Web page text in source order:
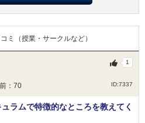
補充採用）・・・当年度に大学等また
予約採用）・・・次年度に大学等また
進学する予定の方を対象に募集しま
ミ（授業・サークルなど）
：70
ID:7337
1
ラムで特徴的なところを教えてく